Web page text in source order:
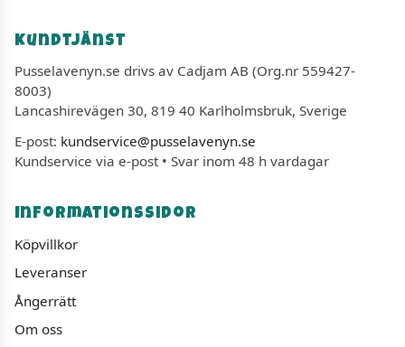
Kundtjänst
Pusselavenyn.se drivs av Cadjam AB (Org.nr 559427-
8003)
Lancashirevägen 30, 819 40 Karlholmsbruk, Sverige
E-post: kundservice@pusselavenyn.se
Kundservice via e-post • Svar inom 48 h vardagar
Informationssidor
Köpvillkor
Leveranser
Ångerrätt
Om oss